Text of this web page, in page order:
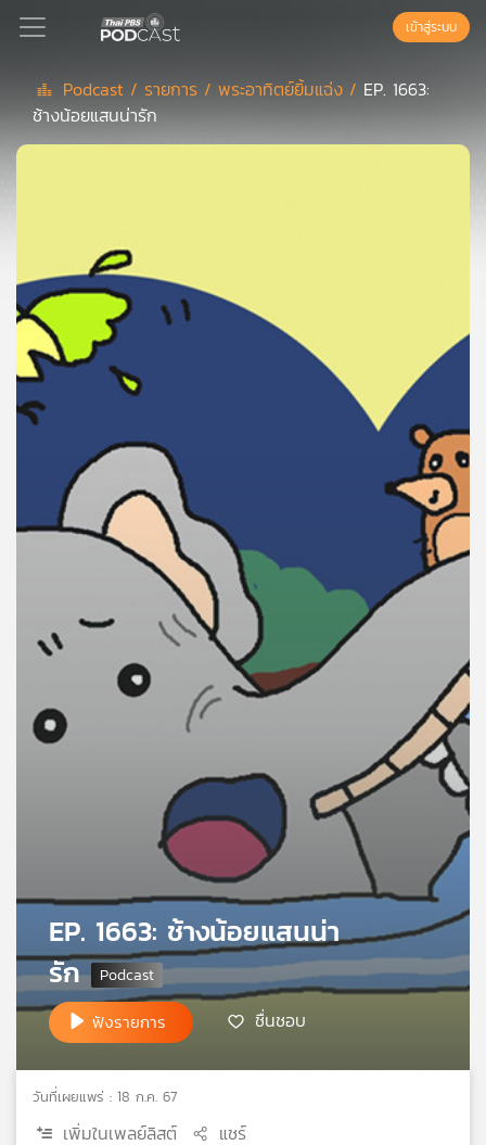
Podcast
แนะนำ
เพล
ย์
ลิ
บทความ
ข่าว
กับ
เครือ
ไทย
เข้าสู่ระบบ
Podcast / รายการ /พระอาทิตย์ยิ้มแฉ่ง / EP. 1663:
ช้างน้อยแสนน่ารัก
EP. 1663: ช้างน้อยแสนน่า
รัก
ฟังรายการ ชื่นชอบ
วันที่เผยแพร่ : 18 ก.ค. 67
เพิ่มในเพลย์ลิสต์ แชร์